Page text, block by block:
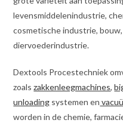
levensmiddelenindustrie,
cosmetische industrie,
diervoederindustrie.
Dextools Procestechniek
zoalszakkenleegmachines,
unloading systemen en
worden in de chemie,